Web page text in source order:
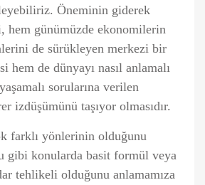
Öneminin giderek
hem günümüzde ekonomilerin
de sürükleyen merkezi bir
hem de dünyayı nasıl anlamalı
sorularına verilen
izdüşümünü taşıyor olmasıdır.
farklı yönlerinin olduğunu
gibi konularda basit formül veya
tehlikeli olduğunu anlamamıza